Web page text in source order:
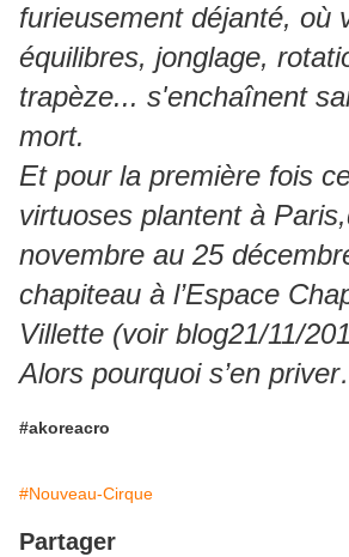
furieusement déjanté, où
équilibres, jonglage,
trapèze... s'enchaînent
mort.
Et pour la première fois
virtuoses plantent à
novembre au 25
chapiteau à l’Espace
Villette (voir blog21/11/
Alors pourquoi s’en
#akoreacro
#Nouveau-Cirque
Partager